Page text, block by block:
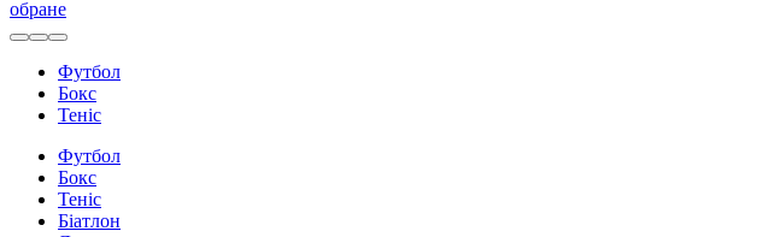
обране
Футбол
Бокс
Теніс
Футбол
Бокс
Теніс
Біатлон